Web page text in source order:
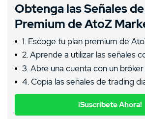
Obtenga las Señales
Premium de AtoZ
1. Escoge tu plan premium de
2. Aprende a utilizar las señales
3. Abre una cuenta con un
4. Copia las señales de trading
¡Suscríbete Ahora!